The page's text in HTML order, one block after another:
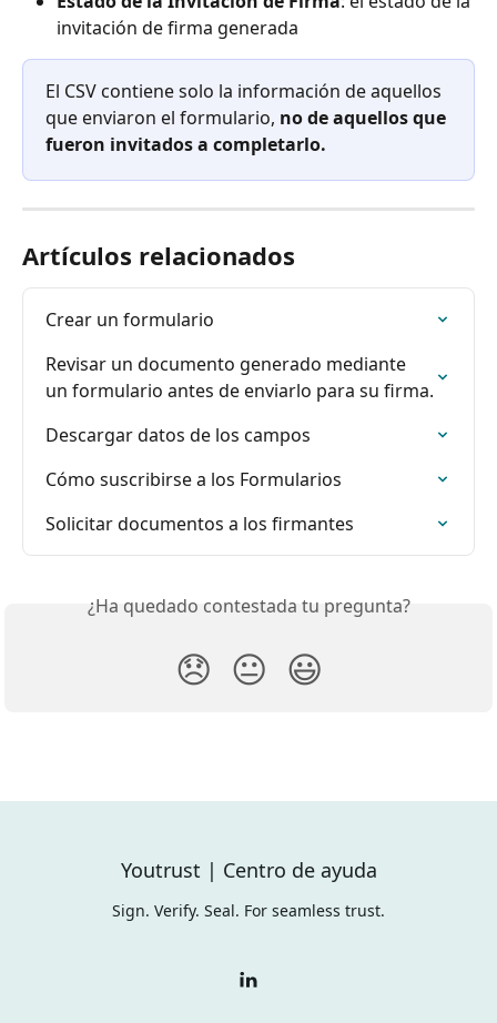
invitación de firma generada
El CSV contiene solo la información de aquellos
que enviaron el formulario, no de aquellos que
fueron invitados a completarlo.
Artículos relacionados
Crear un formulario
Revisar un documento generado mediante
un formulario antes de enviarlo para su firma.
Descargar datos de los campos
Cómo suscribirse a los Formularios
Solicitar documentos a los firmantes
¿Ha quedado contestada tu pregunta?
😞 😐 😃
Youtrust | Centro de ayuda
Sign. Verify. Seal. For seamless trust.